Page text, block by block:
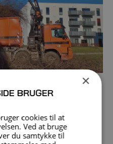
×
BRUGER
cookies til at
Ved at bruge
du samtykke til